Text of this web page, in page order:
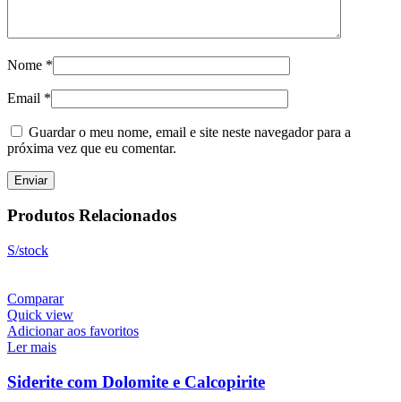
Nome *
Email *
Guardar o meu nome, email e site neste navegador para a
próxima vez que eu comentar.
Produtos Relacionados
S/stock
Comparar
Quick view
Adicionar aos favoritos
Ler mais
Siderite com Dolomite e Calcopirite